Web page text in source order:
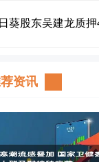
葵股东吴建龙质
资讯